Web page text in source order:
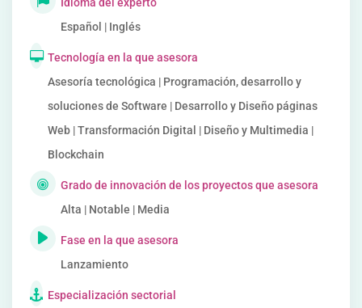
Español | Inglés
Tecnología en la que asesora
Asesoría tecnológica | Programación, desarrollo y
soluciones de Software | Desarrollo y Diseño páginas
Web | Transformación Digital | Diseño y Multimedia |
Blockchain
Grado de innovación de los proyectos que asesora
Alta | Notable | Media
Fase en la que asesora
Lanzamiento
Especialización sectorial